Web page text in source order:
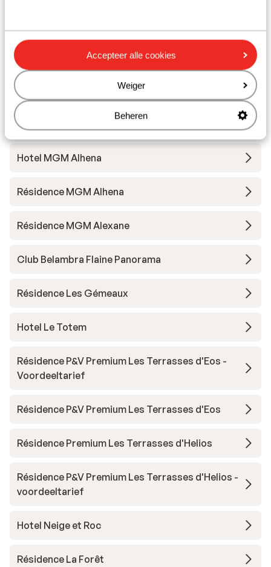
Accepteer alle cookies
Weiger
Beheren
Skimateriaal
Andere accommodaties in Le Grand
Massif
Hotel MGM Les Suites d'Alexane
Hotel MGM Alhena
Résidence MGM Alhena
Résidence MGM Alexane
Club Belambra Flaine Panorama
Résidence Les Gémeaux
Hotel Le Totem
Résidence P&V Premium Les Terrasses d'Eos -
Voordeeltarief
Résidence P&V Premium Les Terrasses d'Eos
Résidence Premium Les Terrasses d'Helios
Résidence P&V Premium Les Terrasses d'Helios -
voordeeltarief
Hotel Neige et Roc
Résidence La Forêt